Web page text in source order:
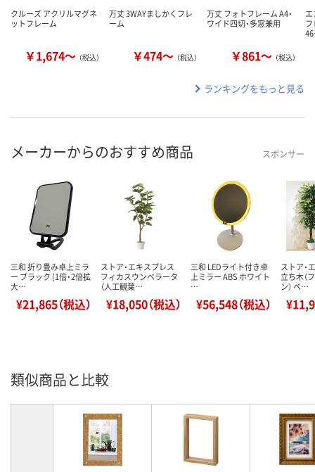
クルーズ アクリルマグネ
ットフレーム
￥1,674～ （税込）
万丈 3WAYましかくフレ
ーム
￥474～ （税込）
万丈 フォトフレーム A4・
ワイド四切・多窓兼用
￥861～ （税込）
ランキングをもっと見る
メーカーからのおすすめ商品 スポンサー
三和 折り畳み卓上ミラ
ー ブラック (1倍・2倍拡
大…
¥21,865（税込）
ストア・エキスプレス
フィカスウンベラータ
（人工観葉…
¥18,050（税込）
三和 LEDライト付き卓
上ミラー ABS ホワイト
…
¥56,548（税込）
ストア・
立ち木（
ン） ベ…
類似商品と比較